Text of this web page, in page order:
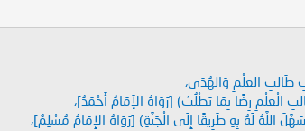
طَالِبِ العِلْمِ وَالهُدَى،
الْعِلْمِ رِضًا بِمَا يَطْلُبُ) [رَوَاهُ الإَمَامُ أَحْمَدُ]،
اللَّهُ لَهُ بِهِ طَرِيقًا إِلَى الْجَنَّةِ) [رَوَاهُ الإِمَامُ مُسْلِمٌ]،